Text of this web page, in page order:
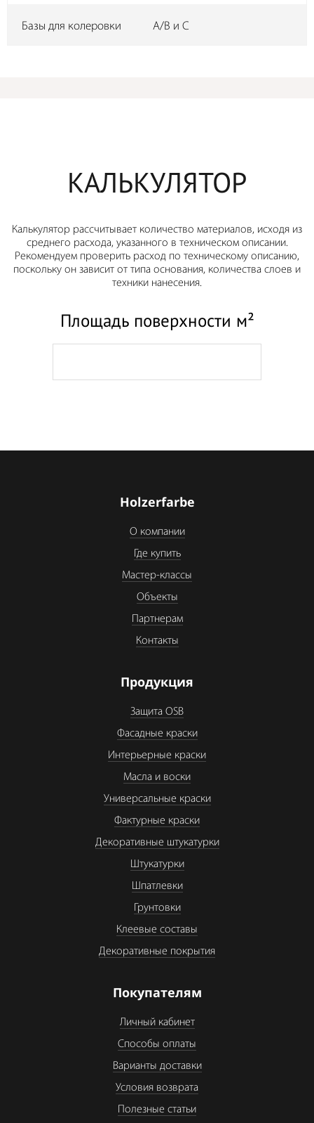
Базы для колеровки А/B и С
КАЛЬКУЛЯТОР
Калькулятор рассчитывает количество материалов, исходя из
среднего расхода, указанного в техническом описании.
Рекомендуем проверить расход по техническому описанию,
поскольку он зависит от типа основания, количества слоев и
техники нанесения.
Площадь поверхности м²
Holzerfarbe
О компании
Где купить
Мастер-классы
Объекты
Партнерам
Контакты
Продукция
Защита OSB
Фасадные краски
Интерьерные краски
Масла и воски
Универсальные краски
Фактурные краски
Декоративные штукатурки
Штукатурки
Шпатлевки
Грунтовки
Клеевые составы
Декоративные покрытия
Покупателям
Личный кабинет
Способы оплаты
Варианты доставки
Условия возврата
Полезные статьи